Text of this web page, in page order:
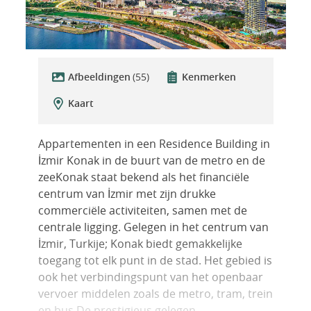
Afbeeldingen (55)
Kenmerken
Kaart
Appartementen in een Residence Building in
İzmir Konak in de buurt van de metro en de
zeeKonak staat bekend als het financiële
centrum van İzmir met zijn drukke
commerciële activiteiten, samen met de
centrale ligging. Gelegen in het centrum van
İzmir, Turkije; Konak biedt gemakkelijke
toegang tot elk punt in de stad. Het gebied is
ook het verbindingspunt van het openbaar
vervoer middelen zoals de metro, tram, trein